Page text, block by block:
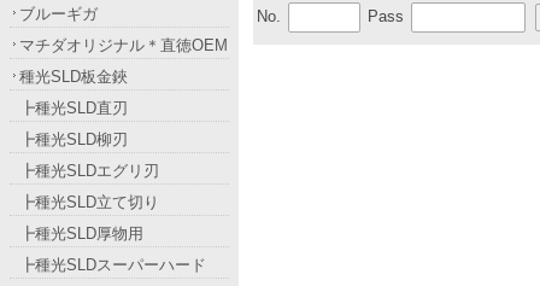
No.
Pass
ブルーギガ
マチダオリジナル＊直徳OEM
種光SLD板金鋏
┣種光SLD直刃
┣種光SLD柳刃
┣種光SLDエグリ刃
┣種光SLD立て切り
┣種光SLD厚物用
┣種光SLDスーパーハード